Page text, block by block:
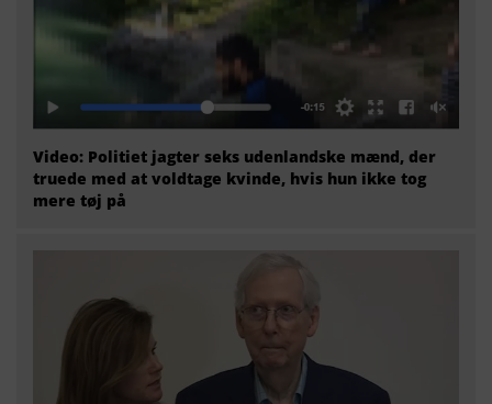
Video: Politiet jagter seks udenlandske mænd, der
truede med at voldtage kvinde, hvis hun ikke tog
mere tøj på